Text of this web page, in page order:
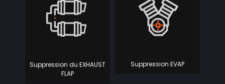
Suppression du EXHAUST
FLAP
Suppression EVAP